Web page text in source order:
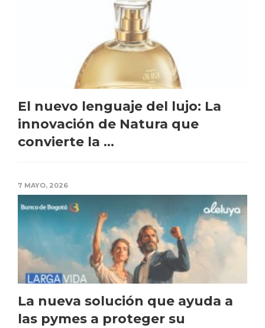
El nuevo lenguaje del lujo: La
innovación de Natura que
convierte la ...
7 MAYO, 2026
La nueva solución que ayuda a
las pymes a proteger su